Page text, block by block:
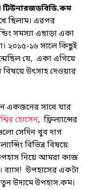
টিউনারজডবিডি.কম
ছিলাম। এরপর
সমস্যা এছাড়া একা
২০১৫-১৬ সালে কিছুই
যে, একা এগিয়ে
উৎসাহ দেওয়ার
একজনের সাথে যার
হোসেন, ফ্রিল্যান্সের
সেদিন খুব দাগ
বিভিন্ন বিষয়ে
নিয়ে আমরা কাজ
ব্যাস! উপহাসের একটা
উদ্যমে উপহাস.কম।